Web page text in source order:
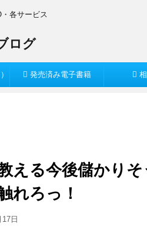
各サービス
発売済み電子書籍
える今後儲かり
れろっ！
日